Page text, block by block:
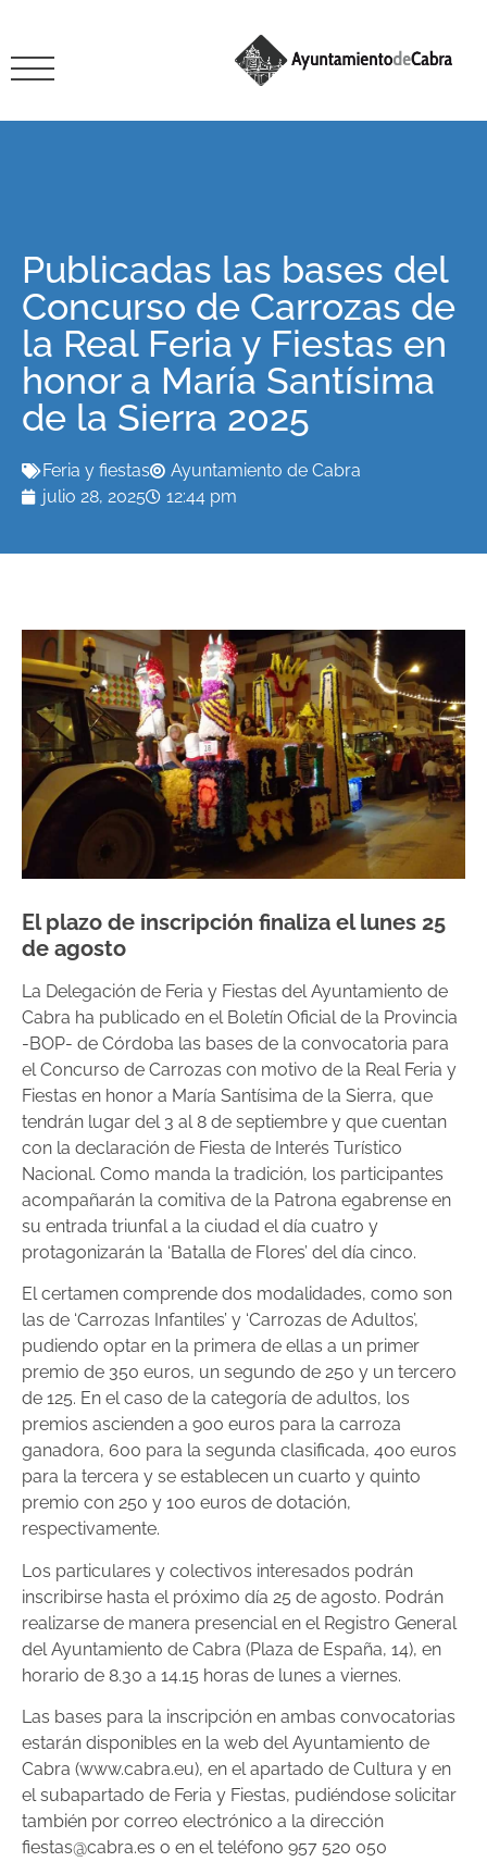
Publicadas las bases del
Concurso de Carrozas de
la Real Feria y Fiestas en
honor a María Santísima
de la Sierra 2025
Feria y fiestas
Ayuntamiento de Cabra
julio 28, 2025
12:44 pm
El plazo de inscripción finaliza el lunes 25
de agosto
La Delegación de Feria y Fiestas del Ayuntamiento de
Cabra ha publicado en el Boletín Oficial de la Provincia
-BOP- de Córdoba las bases de la convocatoria para
el Concurso de Carrozas con motivo de la Real Feria y
Fiestas en honor a María Santísima de la Sierra, que
tendrán lugar del 3 al 8 de septiembre y que cuentan
con la declaración de Fiesta de Interés Turístico
Nacional. Como manda la tradición, los participantes
acompañarán la comitiva de la Patrona egabrense en
su entrada triunfal a la ciudad el día cuatro y
protagonizarán la ‘Batalla de Flores’ del día cinco.
El certamen comprende dos modalidades, como son
las de ‘Carrozas Infantiles’ y ‘Carrozas de Adultos’,
pudiendo optar en la primera de ellas a un primer
premio de 350 euros, un segundo de 250 y un tercero
de 125. En el caso de la categoría de adultos, los
premios ascienden a 900 euros para la carroza
ganadora, 600 para la segunda clasificada, 400 euros
para la tercera y se establecen un cuarto y quinto
premio con 250 y 100 euros de dotación,
respectivamente.
Los particulares y colectivos interesados podrán
inscribirse hasta el próximo día 25 de agosto. Podrán
realizarse de manera presencial en el Registro General
del Ayuntamiento de Cabra (Plaza de España, 14), en
horario de 8.30 a 14.15 horas de lunes a viernes.
Las bases para la inscripción en ambas convocatorias
estarán disponibles en la web del Ayuntamiento de
Cabra (www.cabra.eu), en el apartado de Cultura y en
el subapartado de Feria y Fiestas, pudiéndose solicitar
también por correo electrónico a la dirección
fiestas@cabra.es o en el teléfono 957 520 050